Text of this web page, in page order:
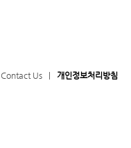
Contact Us 개인정보처리방침